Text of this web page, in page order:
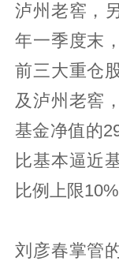
泸州老窖，
年一季度末
前三大重仓
及泸州老窖
基金净值的
比基本逼近
比例上限10%
刘彦春掌管